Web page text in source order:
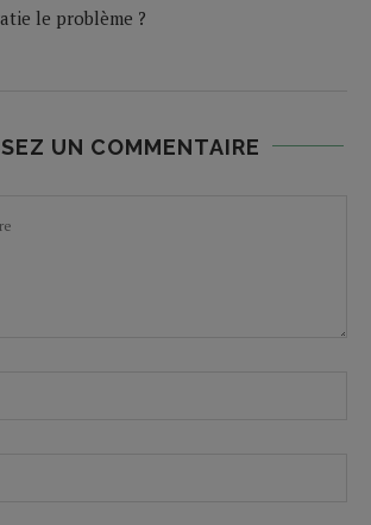
le problème ?
UN COMMENTAIRE